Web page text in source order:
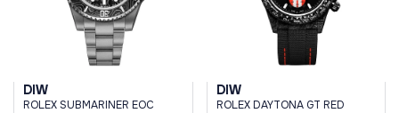
DIW
ROLEX SUBMARINER EOC
DIW
ROLEX DAYTONA GT RED